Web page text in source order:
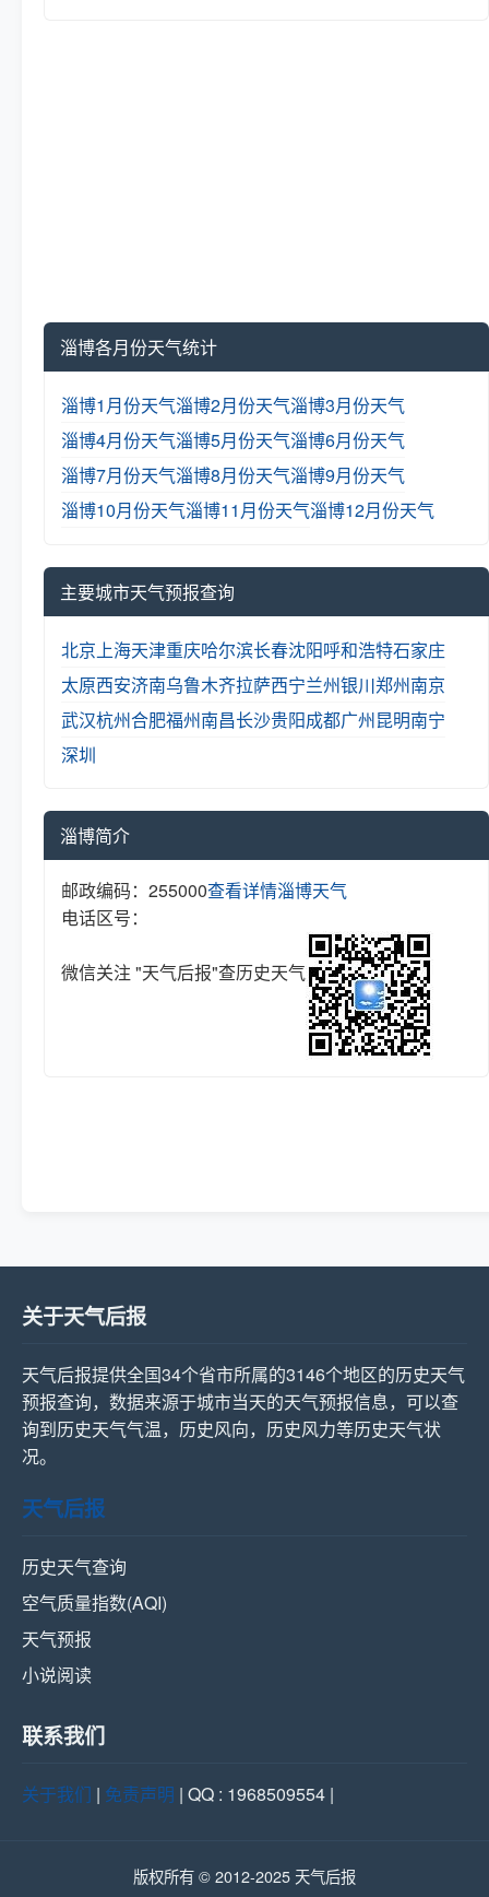
淄博各月份天气统计
淄博1月份天气淄博2月份天气淄博3月份天气
淄博4月份天气淄博5月份天气淄博6月份天气
淄博7月份天气淄博8月份天气淄博9月份天气
淄博10月份天气淄博11月份天气淄博12月份天气
主要城市天气预报查询
北京 上海天津重庆哈尔滨长春沈阳呼和浩特石家庄
太原西安济南乌鲁木齐拉萨西宁兰州银川郑州南京
武汉杭州合肥福州南昌长沙贵阳成都广州昆明南宁
深圳
淄博简介
邮政编码：255000
电话区号：
查看详情淄博天气
微信关注 "天气后报"查历史天气
关于天气后报
天气后报提供全国34个省市所属的3146个地区的历史天气
预报查询，数据来源于城市当天的天气预报信息，可以查
询到历史天气气温，历史风向，历史风力等历史天气状
况。
天气后报
历史天气查询
空气质量指数(AQI)
天气预报
小说阅读
联系我们
关于我们 | 免责声明 | QQ : 1968509554 |
版权所有 © 2012-2025 天气后报